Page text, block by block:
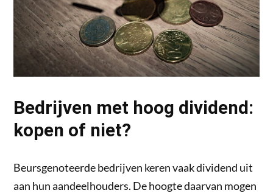
Bedrijven met hoog dividend:
kopen of niet?
Beursgenoteerde bedrijven keren vaak dividend uit
aan hun aandeelhouders. De hoogte daarvan mogen